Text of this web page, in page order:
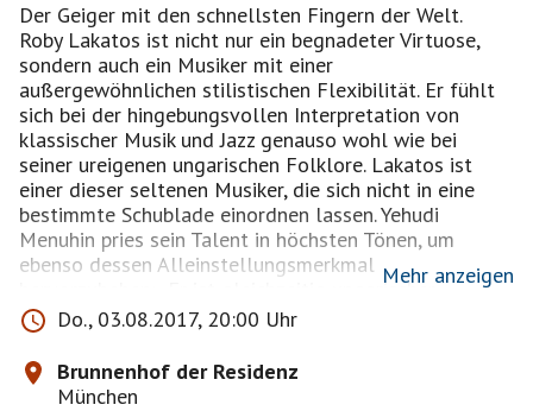
Der Geiger mit den schnellsten Fingern der Welt.
Roby Lakatos ist nicht nur ein begnadeter Virtuose,
sondern auch ein Musiker mit einer
außergewöhnlichen stilistischen Flexibilität. Er fühlt
sich bei der hingebungsvollen Interpretation von
klassischer Musik und Jazz genauso wohl wie bei
seiner ureigenen ungarischen Folklore. Lakatos ist
einer dieser seltenen Musiker, die sich nicht in eine
bestimmte Schublade einordnen lassen. Yehudi
Menuhin pries sein Talent in höchsten Tönen, um
ebenso dessen Alleinstellungsmerkmal
hervorzuheben: „Er ist gleichzeitig ungarischer
Zigeuner!“ Robys Urahn in siebter Generation war
János Bihari, der selbst von Beethoven bewundert
wurde und Mitauslöser des Zigeunerfiebers im 19.
Jahrhundert war.
Mehr anzeigen
Do., 03.08.2017, 20:00 Uhr
Brunnenhof der Residenz
München